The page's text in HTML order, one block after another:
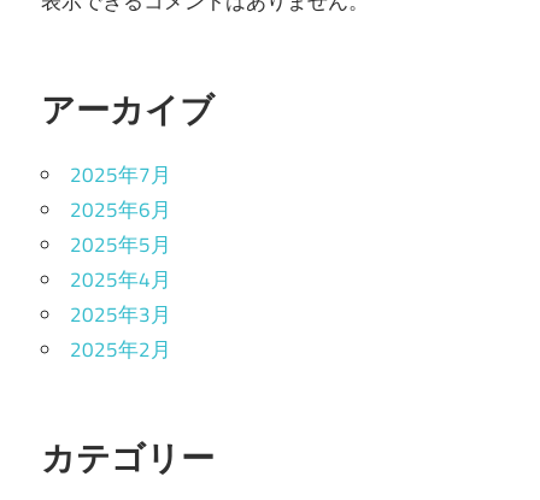
アーカイブ
2025年7月
2025年6月
2025年5月
2025年4月
2025年3月
2025年2月
カテゴリー